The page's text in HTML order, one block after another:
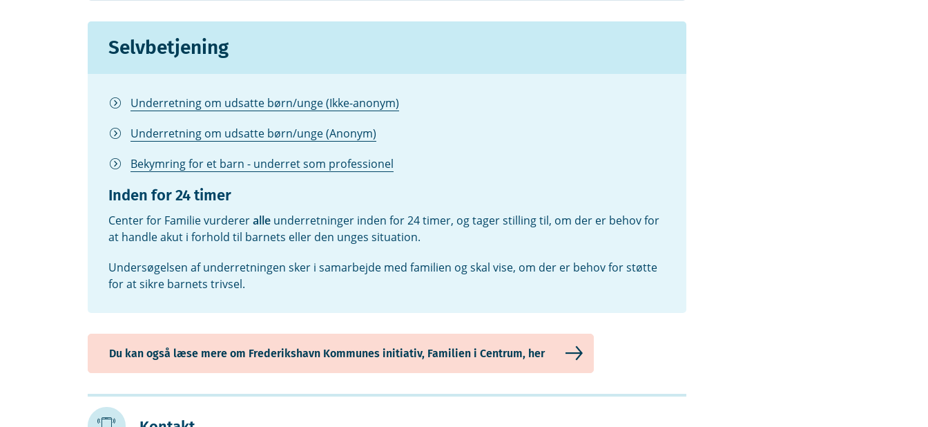
Selvbetjening
Underretning om udsatte børn/unge (Ikke-anonym)
Underretning om udsatte børn/unge (Anonym)
Bekymring for et barn - underret som professionel
Inden for 24 timer
Center for Familie vurdereralleunderretninger inden for 24 timer, og tager stilling til, om der er behov for
at handle akut i forhold til barnets eller den unges situation.
Undersøgelsen af underretningen sker i samarbejde med familien og skal vise, om der er behov for støtte
for at sikre barnets trivsel.
Du kan også læse mere om Frederikshavn Kommunes initiativ, Familien i Centrum, her